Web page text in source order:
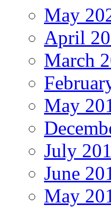
May
April
March
May
July
June
May